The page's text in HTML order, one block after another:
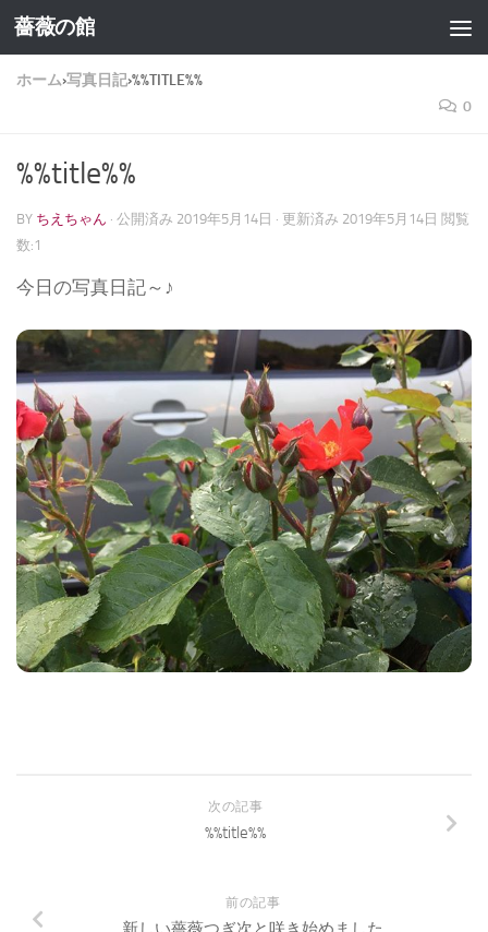
コンテンツへスキップ
薔薇の館
ホーム›写真日記›%%TITLE%%
0
%%title%%
BY ちえちゃん · 公開済み 2019年5月14日 · 更新済み 2019年5月14日 閲覧
数:1
今日の写真日記～♪
次の記事
%%title%%
前の記事